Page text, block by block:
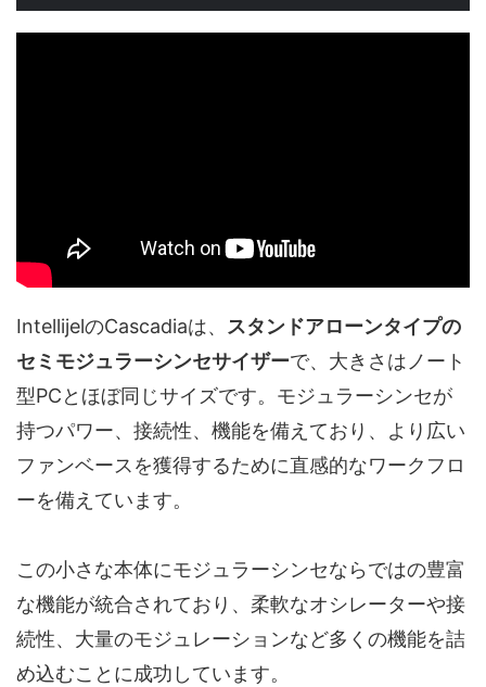
IntellijelのCascadiaは、 スタンドアローンタイプの
セミモジュラーシンセサイザーで、大きさはノート
型PCとほぼ同じサイズです。モジュラーシンセが
持つパワー、接続性、機能を備えており、より広い
ファンベースを獲得するために直感的なワークフロ
ーを備えています。
この小さな本体にモジュラーシンセならではの豊富
な機能が統合されており、柔軟なオシレーターや接
続性、大量のモジュレーションなど多くの機能を詰
め込むことに成功しています。